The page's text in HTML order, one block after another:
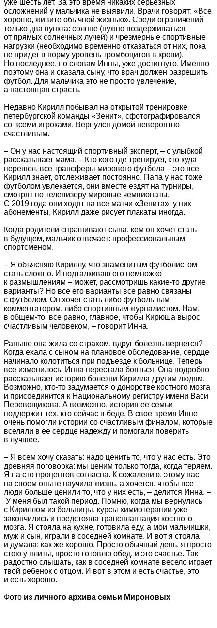
уже шесть лет. За это время никаких серьезных
осложнений у мальчика не выявили. Врачи говорят: «Все
хорошо, живите обычной жизнью». Среди ограничений
только два пункта: солнце (нужно воздерживаться
от прямых солнечных лучей) и чрезмерные спортивные
нагрузки (необходимо временно отказаться от них, пока
не придет в норму уровень тромбоцитов в крови).
Но последнее, по словам Инны, уже достигнуто. Именно
поэтому она и сказала сыну, что врач должен разрешить
футбол. Для мальчика это не просто увлечение,
а настоящая страсть.
Недавно Кирилл побывал на открытой тренировке
петербургской команды «Зенит», сфотографировался
со всеми игроками. Вернулся домой невероятно
счастливым.
– Он у нас настоящий спортивный эксперт, – с улыбкой
рассказывает мама. – Кто кого где тренирует, кто куда
перешел, все трансферы мирового футбола – это все
Кирилл знает, отслеживает постоянно. Папа у нас тоже
футболом увлекается, они вместе ездят на турниры,
смотрят по телевизору мировые чемпионаты.
С 2019 года они ходят на все матчи «Зенита», у них
абонементы, Кирилл даже рисует плакаты иногда.
Когда родители спрашивают сына, кем он хочет стать
в будущем, мальчик отвечает: профессиональным
спортсменом.
– Я объясняю Кириллу, что знаменитым футболистом
стать сложно. И подталкиваю его немножко
к размышлениям – может, рассмотришь какие-то другие
варианты? Но все его варианты все равно связаны
с футболом. Он хочет стать либо футбольным
комментатором, либо спортивным журналистом. Нам,
в общем-то, все равно, главное, чтобы Кирюша вырос
счастливым человеком, – говорит Инна.
Раньше она жила со страхом, вдруг болезнь вернется?
Когда ехала с сыном на плановое обследование, сердце
начинало колотиться при подъезде к больнице. Теперь
все изменилось. Инна перестала бояться. Она подробно
рассказывает историю болезни Кирилла другим людям.
Возможно, кто-то задумается о донорстве костного мозга
и присоединится к Национальному регистру имени Васи
Перевощикова. А возможно, история ее семьи
поддержит тех, кто сейчас в беде. В свое время Инне
очень помогли истории со счастливым финалом, которые
вселяли в ее сердце надежду и помогали поверить
в лучшее.
– Я всем хочу сказать: надо ценить то, что у нас есть. Это
древняя поговорка: мы ценим только тогда, когда теряем.
Я на сто процентов согласна. К сожалению, этому нас
на своем опыте научила жизнь, а хочется, чтобы все
люди больше ценили то, что у них есть, – делится Инна. –
У меня был такой период. Помню, когда мы вернулись
с Кириллом из больницы, курсы химиотерапии уже
закончились и предстояла трансплантация костного
мозга. Я стояла на кухне, готовила еду, а мои мальчишки,
муж и сын, играли в соседней комнате. И вот я стояла
и думала: как же хорошо. Просто обычный день, я просто
стою у плиты, просто готовлю обед, и это счастье. Так
радостно слышать, как в соседней комнате весело играет
твой ребенок с отцом. И вот в этом и есть счастье, это
и есть хорошо.
Фото из личного архива семьи Мироновых